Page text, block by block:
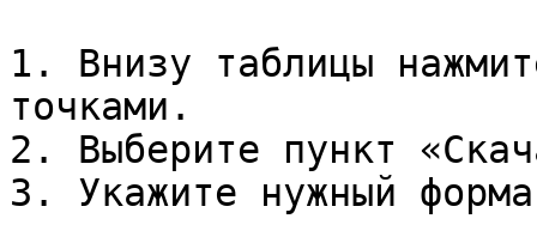
1. Внизу таблицы
точками.
2. Выберите пункт
3. Укажите нужный